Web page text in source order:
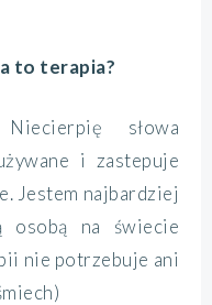
to terapia?
słowa
i zastepuje
Jestem najbardziej
osobą na świecie
nie potrzebuje ani